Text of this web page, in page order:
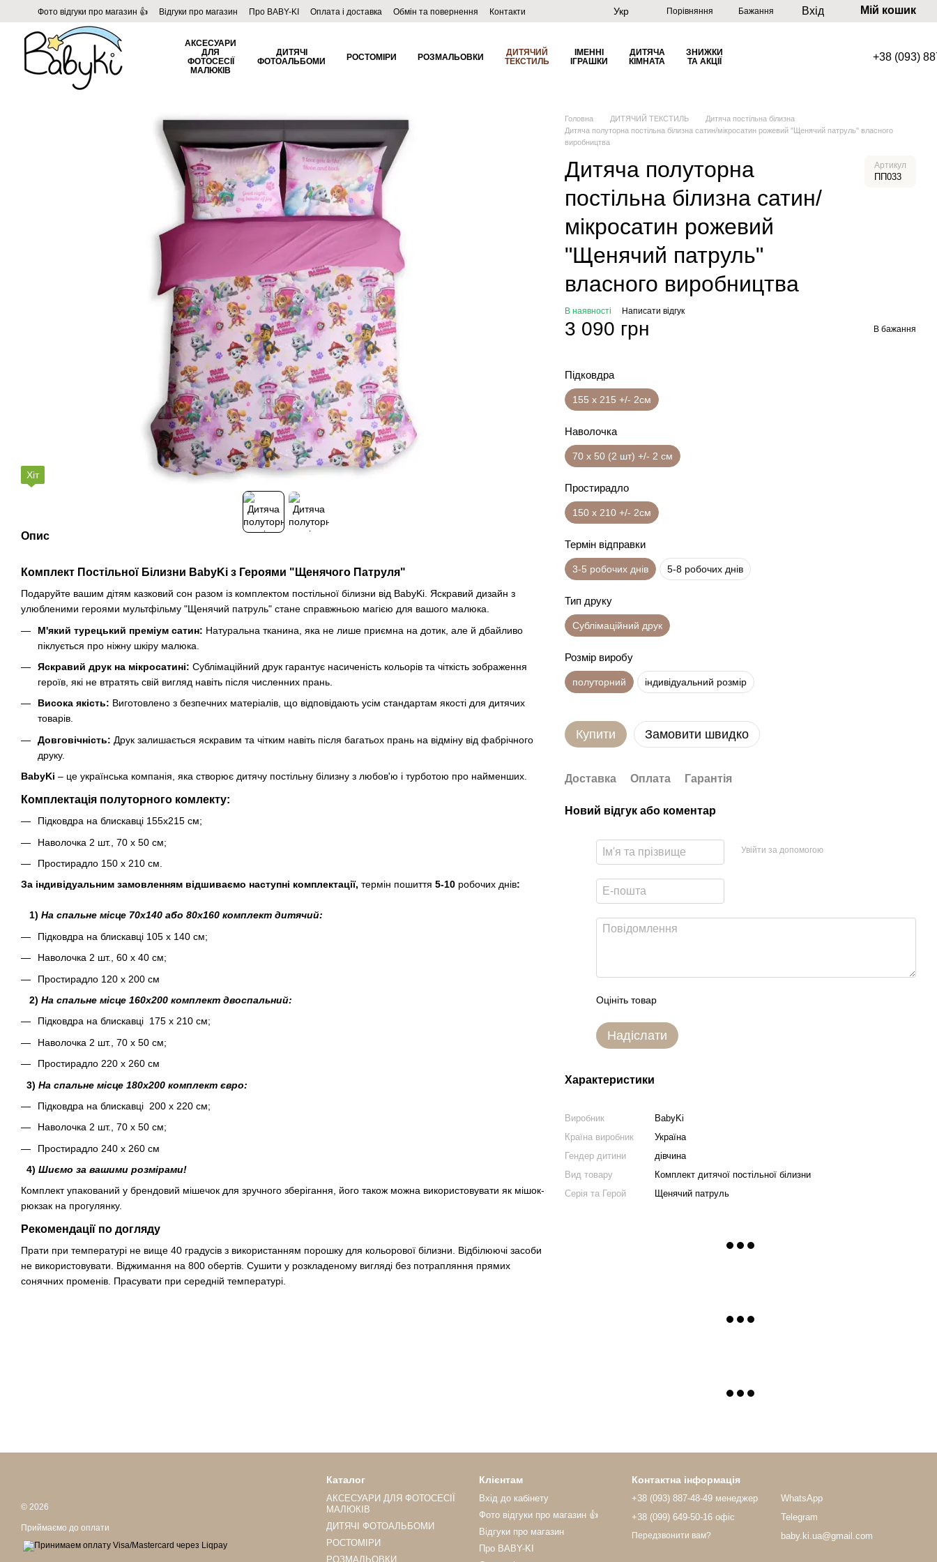
Перейти до основного контенту
Фото відгуки про магазин 👍 Відгуки про магазин Про BABY-KI Оплата і доставка Обмін та повернення
Контакти
Угода користувача
Договір публічної оферти Блог
Укр Порівняння Бажання Вхід Мій кошик
АКСЕСУАРИ
ДЛЯ
ФОТОСЕСІЇ
МАЛЮКІВ
ДИТЯЧІ
ФОТОАЛЬБОМИ
РОСТОМІРИ РОЗМАЛЬОВКИ
ДИТЯЧИЙ
ТЕКСТИЛЬ
ІМЕННІ
ІГРАШКИ
ДИТЯЧА
КІМНАТА
ЗНИЖКИ
ТА АКЦІЇ
+38 (093)
Хіт
Опис
Комплект Постільної Білизни BabyKi з Героями "Щенячого Патруля"
Подаруйте вашим дітям казковий сон разом із комплектом постільної білизни від BabyKi. Яскравий дизайн з
улюбленими героями мультфільму "Щенячий патруль" стане справжньою магією для вашого малюка.
М'який турецький преміум сатин: Натуральна тканина, яка не лише приємна на дотик, але й дбайливо
піклується про ніжну шкіру малюка.
Яскравий друк на мікросатині: Сублімаційний друк гарантує насиченість кольорів та чіткість зображення
героїв, які не втратять свій вигляд навіть після численних прань.
Висока якість: Виготовлено з безпечних матеріалів, що відповідають усім стандартам якості для дитячих
товарів.
Довговічність: Друк залишається яскравим та чітким навіть після багатьох прань на відміну від фабрічного
друку.
BabyKi – це українська компанія, яка створює дитячу постільну білизну з любов'ю і турботою про найменших.
Комплектація полуторного комлекту:
Підковдра на блискавці 155х215 см;
Наволочка 2 шт., 70 х 50 см;
Простирадло 150 х 210 см.
За індивідуальним замовленням відшиваємо наступні комплектації, термін пошиття 5-10 робочих днів:
1) На спальне місце 70х140 або 80х160 комплект дитячий:
Підковдра на блискавці 105 х 140 см;
Наволочка 2 шт., 60 х 40 см;
Простирадло 120 х 200 см
2) На спальне місце 160х200 комплект двоспальний:
Підковдра на блискавці 175 х 210 см;
Наволочка 2 шт., 70 х 50 см;
Простирадло 220 х 260 см
3) На спальне місце 180х200 комплект євро:
Підковдра на блискавці 200 х 220 см;
Наволочка 2 шт., 70 х 50 см;
Простирадло 240 х 260 см
4) Шиємо за вашими розмірами!
Комплект упакований у брендовий мішечок для зручного зберігання, його також можна використовувати як мішок-
рюкзак на прогулянку.
Рекомендації по догляду
Прати при температурі не вище 40 градусів з використанням порошку для кольорової білизни. Відбілюючі засоби
не використовувати. Віджимання на 800 обертів. Сушити у розкладеному вигляді без потрапляння прямих
сонячних променів. Прасувати при середній температурі.
Головна ДИТЯЧИЙ ТЕКСТИЛЬ
Дитяча постільна білизна
Дитяча полуторна постільна білизна сатин/мікросатин рожевий "Щенячий патруль" власного
виробництва
Дитяча полуторна
постільна білизна сатин/
мікросатин рожевий
"Щенячий патруль"
власного виробництва
Артикул
ПП033
В наявності Написати відгук
3 090 грн В бажання
Підковдра
155 х 215 +/- 2см
Наволочка
70 х 50 (2 шт) +/- 2 см
Простирадло
150 х 210 +/- 2см
Термін відправки
3-5 робочих днів 5-8 робочих днів
Тип друку
Сублімаційний друк
Розмір виробу
полуторний індивідуальний розмір
Купити Замовити швидко
Доставка Оплата Гарантія
Новий відгук або коментар
Увійти за допомогою
Оцініть товар
Надіслати
Характеристики
Виробник
BabyKi
Країна виробник
Україна
Гендер дитини
дівчина
Вид товару
Комплект дитячої постільної білизни
Серія та Герой
Щенячий патруль
© 2026
Приймаємо до оплати
Каталог
АКСЕСУАРИ ДЛЯ ФОТОСЕСІЇ
МАЛЮКІВ
ДИТЯЧІ ФОТОАЛЬБОМИ
РОСТОМІРИ
РОЗМАЛЬОВКИ
Клієнтам
Вхід до кабінету
Фото відгуки про магазин 👍
Відгуки про магазин
Про BABY-KI
Контактна інформація
+38 (093) 887-48-49 менеджер
+38 (099) 649-50-16 офіс
Передзвонити вам?
WhatsApp
Telegram
baby.ki.ua@gmail.com